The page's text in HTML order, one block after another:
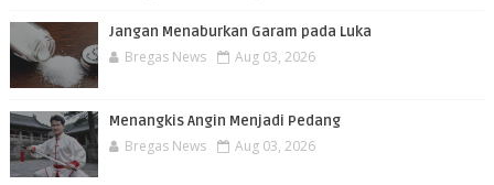
Jangan Menaburkan Garam pada Luka
Bregas News Aug 03, 2026
Menangkis Angin Menjadi Pedang
Bregas News Aug 03, 2026